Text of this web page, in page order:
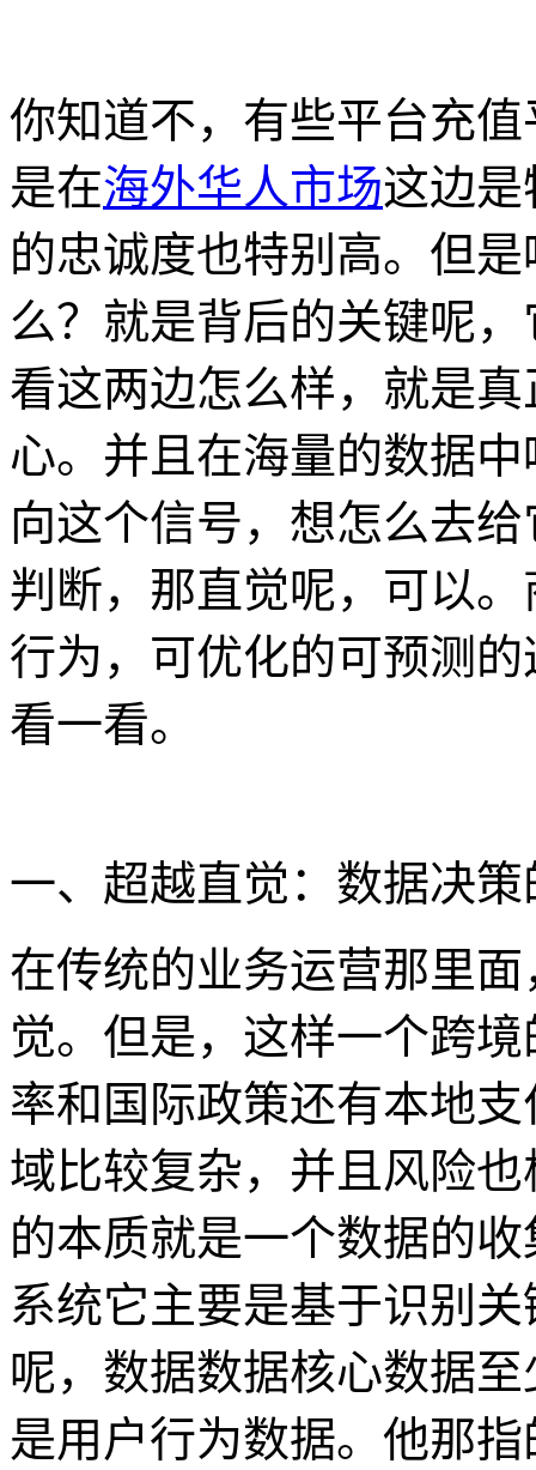
你知道不，有些平台充
是在海外华人市场这边
的忠诚度也特别高。但
么？就是背后的关键呢
看这两边怎么样，就是
心。并且在海量的数据
向这个信号，想怎么去
判断，那直觉呢，可以
行为，可优化的可预测
看一看。
一、超越直觉：数据决
在传统的业务运营那里
觉。但是，这样一个跨
率和国际政策还有本地
域比较复杂，并且风险
的本质就是一个数据的
系统它主要是基于识别
呢，数据数据核心数据
是用户行为数据。他那